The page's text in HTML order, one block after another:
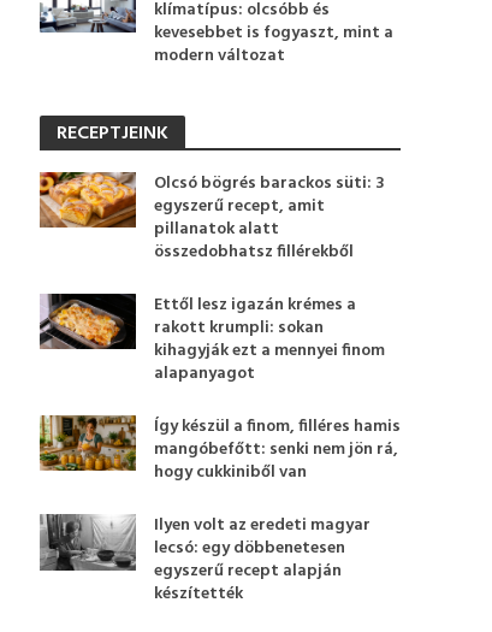
klímatípus: olcsóbb és
kevesebbet is fogyaszt, mint a
modern változat
RECEPTJEINK
Olcsó bögrés barackos süti: 3
egyszerű recept, amit
pillanatok alatt
összedobhatsz fillérekből
Ettől lesz igazán krémes a
rakott krumpli: sokan
kihagyják ezt a mennyei finom
alapanyagot
Így készül a finom, filléres hamis
mangóbefőtt: senki nem jön rá,
hogy cukkiniből van
Ilyen volt az eredeti magyar
lecsó: egy döbbenetesen
egyszerű recept alapján
készítették